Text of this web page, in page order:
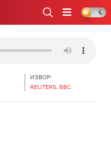
ИЗВОР:
REUTERS, BBC